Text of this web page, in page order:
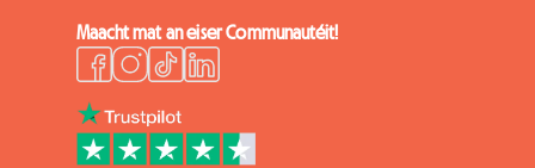
Maacht mat an eiser Communautéit!